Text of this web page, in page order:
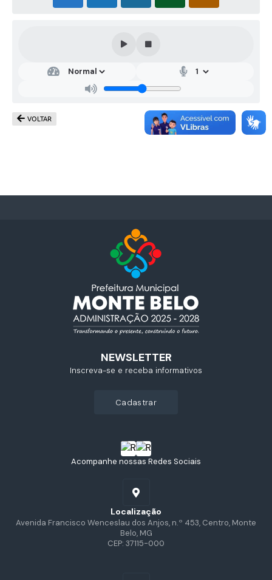
VOLTAR
Acompanhe nossas Redes Sociais
Localização
Avenida Francisco Wenceslau dos Anjos, n.º 453, Centro, Monte
Belo, MG
CEP: 37115-000
NEWSLETTER
Inscreva-se e receba informativos
cadastrar